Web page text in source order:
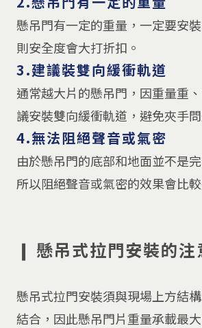
懸吊門有一定的重量，一定要安
則安全度會大打折扣。
3.建議裝雙向緩衝軌道
通常越大片的懸吊門，因重量重
議安裝雙向緩衝軌道，避免夾手問
4.無法阻絕聲音或氣密
由於懸吊門的底部和地面並不是
所以阻絕聲音或氣密的效果會比較
❙ 懸吊式拉門安裝的注
懸吊式拉門安裝須與現場上方結
結合，因此懸吊門片重量承載最